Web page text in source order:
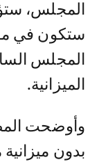
المجلس،
ستكون في
المجلس
الميزانية.
وأوضحت
بدون